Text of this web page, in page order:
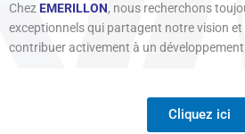
Chez EMERILLON, nous recherchons
exceptionnels qui partagent notre vision et
contribuer activement à un
Cliquez ici